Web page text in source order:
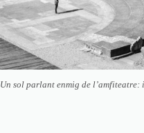
Un sol parlant enmig de l’amfiteatre: